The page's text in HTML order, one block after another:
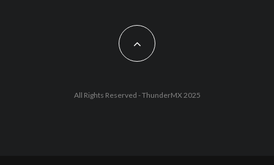
All Rights Reserved - ThunderMX 2025